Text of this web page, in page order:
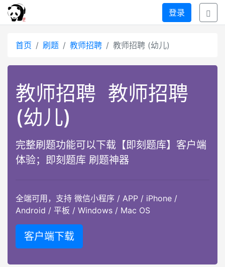
登录
首页 刷题 教师招聘 教师招聘 (幼儿)
教师招聘 教师招聘
(幼儿)
完整刷题功能可以下载【即刻题库】客户端
体验；即刻题库 刷题神器
全端可用，支持 微信小程序 / APP / iPhone /
Android / 平板 / Windows / Mac OS
客户端下载